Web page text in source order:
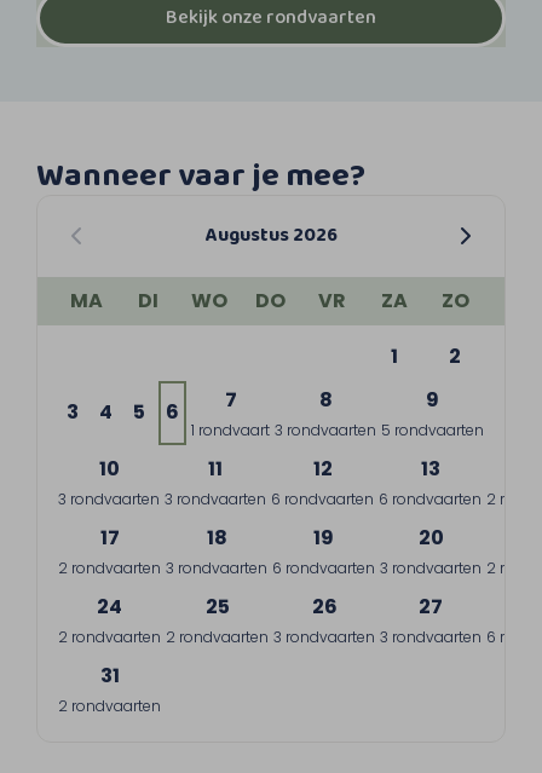
Bekijk onze rondvaarten
Wanneer vaar je mee?
Augustus 2026
MA DI WO DO VR ZA
ZO
1
2
3 4 5 6 7
1 rondvaart
8
3 rondvaarten
9
5 rondvaarten
10
3 rondvaarten
11
3 rondvaarten
12
6 rondvaarten
13
6 rondvaarten 2
17
2 rondvaarten
18
3 rondvaarten
19
6 rondvaarten
20
3 rondvaarten 2
24
2 rondvaarten
25
2 rondvaarten
26
3 rondvaarten
27
3 rondvaarten 6
31
2 rondvaarten